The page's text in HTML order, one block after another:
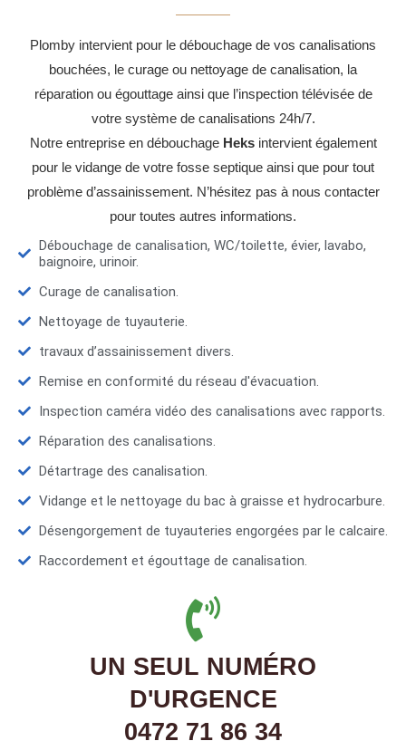
Plomby intervient pour le débouchage de vos canalisations
bouchées, le curage ou nettoyage de canalisation, la
réparation ou égouttage ainsi que l’inspection télévisée de
votre système de canalisations 24h/7.
Notre entreprise en débouchage Heksintervient également
pour le vidange de votre fosse septique ainsi que pour tout
problème d’assainissement. N’hésitez pas à nous contacter
pour toutes autres informations.
Débouchage de canalisation, WC/toilette, évier, lavabo,
baignoire, urinoir.
Curage de canalisation.
Nettoyage de tuyauterie.
travaux d’assainissement divers.
Remise en conformité du réseau d'évacuation.
Inspection caméra vidéo des canalisations avec rapports.
Réparation des canalisations.
Détartrage des canalisation.
Vidange et le nettoyage du bac à graisse et hydrocarbure.
Désengorgement de tuyauteries engorgées par le calcaire.
Raccordement et égouttage de canalisation.
UN SEUL NUMÉRO
D'URGENCE
0472 71 86 34